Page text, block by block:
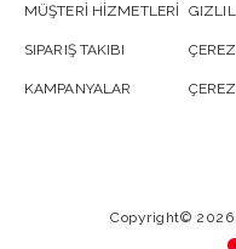
MÜŞTERİ HİZMETLERİ
SIPARIŞ TAKIBI
KAMPANYALAR
Copyright© 2026